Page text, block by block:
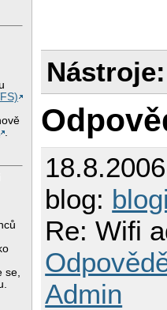
.
se,
Nástroje:
blog:
Re: Wifi
Admin